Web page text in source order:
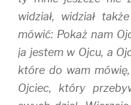
widział, widział
mówić: Pokaż nam
ja jestem w Ojcu, a
które do wam
Ojciec, który